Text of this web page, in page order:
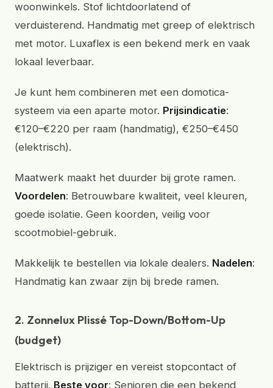
woonwinkels. Stof lichtdoorlatend of
verduisterend. Handmatig met greep of elektrisch
met motor. Luxaflex is een bekend merk en vaak
lokaal leverbaar.
Je kunt hem combineren met een domotica-
systeem via een aparte motor. Prijsindicatie:
€120–€220 per raam (handmatig), €250–€450
(elektrisch).
Maatwerk maakt het duurder bij grote ramen.
Voordelen: Betrouwbare kwaliteit, veel kleuren,
goede isolatie. Geen koorden, veilig voor
scootmobiel-gebruik.
Makkelijk te bestellen via lokale dealers. Nadelen:
Handmatig kan zwaar zijn bij brede ramen.
2. Zonnelux Plissé Top-Down/Bottom-Up
(budget)
Elektrisch is prijziger en vereist stopcontact of
batterij. Beste voor: Senioren die een bekend